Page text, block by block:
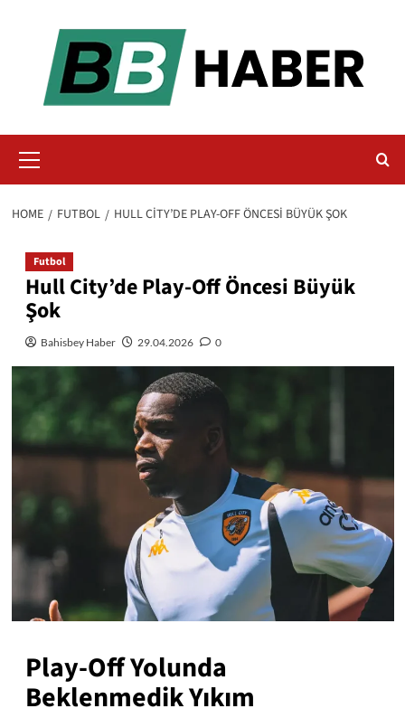
Menu
HOME FUTBOL HULL CITY’DE PLAY-OFF ÖNCESI BÜYÜK ŞOK
Futbol
Hull City’de Play-Off Öncesi Büyük
Şok
Bahisbey Haber 29.04.2026 0
Play-Off Yolunda
Beklenmedik Yıkım